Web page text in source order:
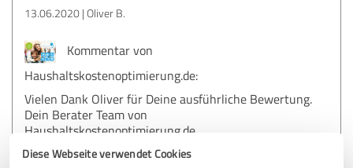
Diese Webseite verwendet Cookies
13.06.2020 Oliver B.
Kommentar von
Haushaltskostenoptimierung.de:
Vielen Dank Oliver für Deine ausführliche Bewertung.
Dein Berater Team von
Haushaltskostenoptimierung.de